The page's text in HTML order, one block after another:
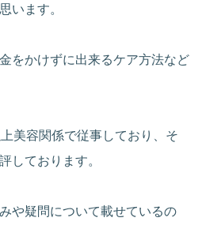
います。
をかけずに出来るケア方法など
美容関係で従事しており、そ
しております。
や疑問について載せているの